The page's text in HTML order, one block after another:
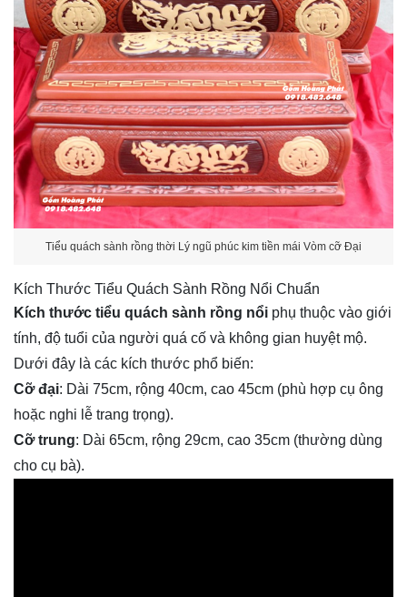
Tiểu quách sành rồng thời Lý ngũ phúc kim tiền mái Vòm cỡ Đại
Kích Thước Tiểu Quách Sành Rồng Nổi Chuẩn
Kích thước tiểu quách sành rồng nổi phụ thuộc vào giới
tính, độ tuổi của người quá cố và không gian huyệt mộ.
Dưới đây là các kích thước phổ biến:
Cỡ đại: Dài 75cm, rộng 40cm, cao 45cm (phù hợp cụ ông
hoặc nghi lễ trang trọng).
Cỡ trung: Dài 65cm, rộng 29cm, cao 35cm (thường dùng
cho cụ bà).